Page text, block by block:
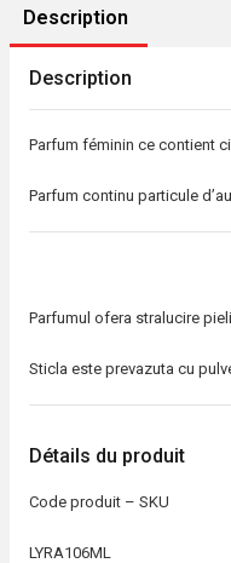
Description
Description
Parfum féminin ce contient
Parfum continu particule
Parfumul ofera stralucire
Sticla este prevazuta cu
Détails du produit
Code produit – SKU
LYRA106ML